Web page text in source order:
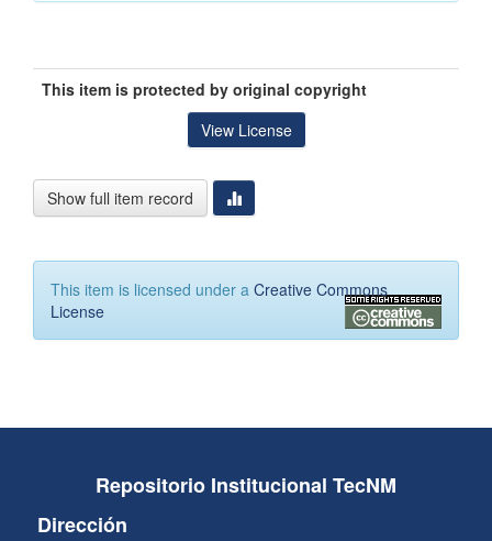
This item is protected by original copyright
View License
Show full item record
This item is licensed under a Creative Commons
License
Repositorio Institucional TecNM
Dirección